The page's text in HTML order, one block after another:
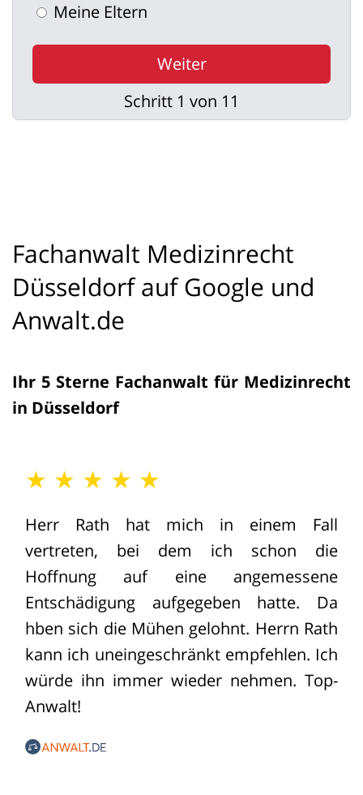
Meine Eltern
Weiter
Schritt 1 von 11
Fachanwalt Medizinrecht
Düsseldorf auf Google und
Anwalt.de
Ihr 5 Sterne Fachanwalt für Medizinrecht
in Düsseldorf
★ ★ ★ ★ ★
Herr Rath hat mich in einem Fall
vertreten, bei dem ich schon die
Hoffnung auf eine angemessene
Entschädigung aufgegeben hatte. Da
hben sich die Mühen gelohnt. Herrn Rath
kann ich uneingeschränkt empfehlen. Ich
würde ihn immer wieder nehmen. Top-
Anwalt!